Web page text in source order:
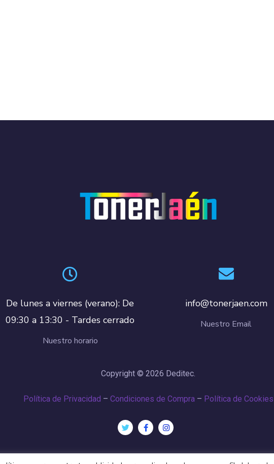
De lunes a viernes (verano): De
09:30 a 13:30 - Tardes cerrado
Nuestro horario
info@tonerjaen.com
Nuestro Email
Copyright © 2026 Deditec.
Política de Privacidad – Condiciones de Compra– Política de Cookies